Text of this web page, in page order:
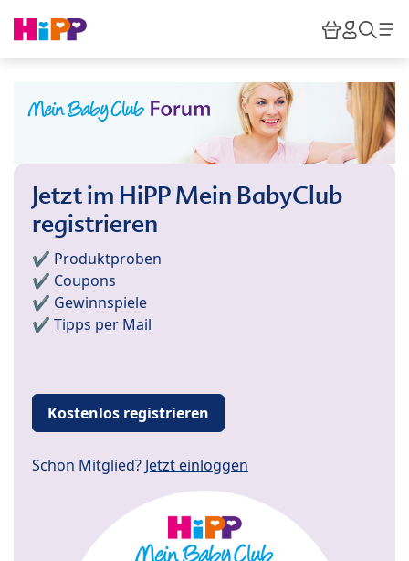
HiPP
Jetzt im HiPP Mein BabyClub
registrieren
✔️ Produktproben
✔️ Coupons
✔️ Gewinnspiele
✔️ Tipps per Mail
Kostenlos registrieren
Schon Mitglied? Jetzt einloggen